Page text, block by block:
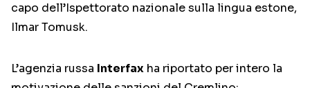
capo dell’Ispettorato nazionale sulla lingua estone,
Ilmar Tomusk.
L’agenzia russa Interfax ha riportato per intero la